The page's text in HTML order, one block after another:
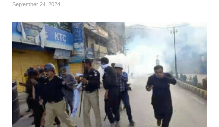
September 24, 2024